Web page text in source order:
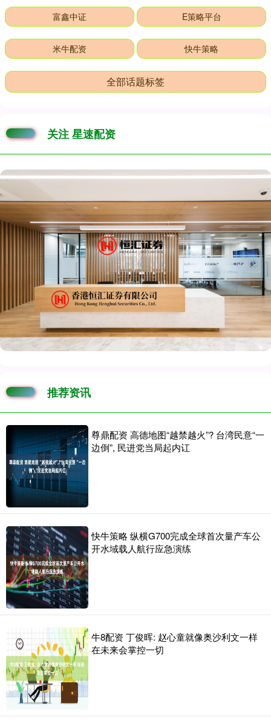
富鑫中证 E策略平台
米牛配资 快牛策略
全部话题标签
关注 星速配资
推荐资讯
尊鼎配资 高德地图“越禁越火”? 台湾民意“一
边倒”, 民进党当局起内讧
快牛策略 纵横G700完成全球首次量产车公
开水域载人航行应急演练
牛8配资 丁俊晖: 赵心童就像奥沙利文一样
在未来会掌控一切